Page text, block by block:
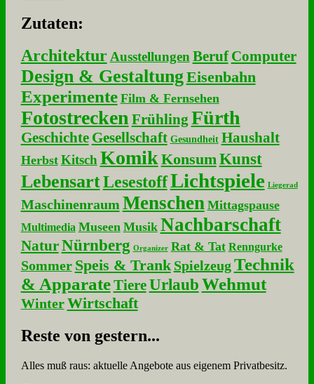
Zu­ta­ten:
Architektur Ausstellungen Beruf Computer
Design & GestaltungEisenbahn
Experimente Film & Fernsehen
Fotostrecken Frühling Fürth
Geschichte Gesellschaft Gesundheit Haushalt
Herbst Kitsch KomikKonsumKunst
LebensartLesestoffLichtspiele Liegerad
Maschinenraum Menschen Mittagspause
Multimedia Museen Musik Nachbarschaft
NaturNürnberg Organizer Rat & Tat Renngurke
Sommer Speis & Trank Spielzeug Technik
& Apparate Tiere UrlaubWehmut
Winter Wirtschaft
Re­ste von ge­stern...
Alles muß raus: aktuelle An­ge­bo­te aus eigenem Privatbesitz.